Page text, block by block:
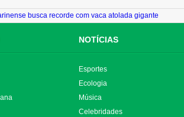
busca recorde com vaca atolada gigante
NOTÍCIAS
Esportes
Ecologia
Música
Celebridades